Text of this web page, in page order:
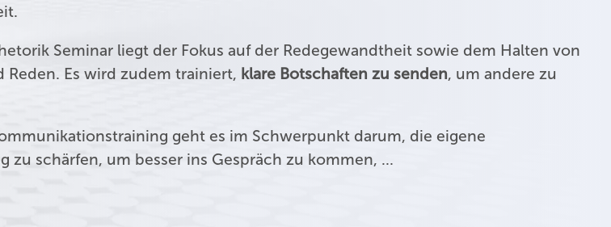
Seminar liegt der Fokus auf der Redegewandtheit sowie dem Halten von
Reden. Es wird zudem trainiert, klare Botschaften zu senden, um andere zu
geht es im Schwerpunkt darum, die eigene
zu schärfen, um besser ins Gespräch zu kommen, …